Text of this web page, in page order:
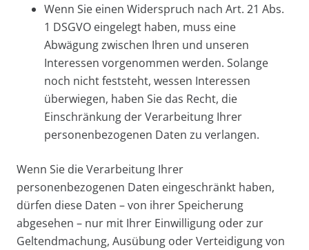
Wenn Sie einen Widerspruch nach Art. 21 Abs.
1 DSGVO eingelegt haben, muss eine
Abwägung zwischen Ihren und unseren
Interessen vorgenommen werden. Solange
noch nicht feststeht, wessen Interessen
überwiegen, haben Sie das Recht, die
Einschränkung der Verarbeitung Ihrer
personenbezogenen Daten zu verlangen.
Wenn Sie die Verarbeitung Ihrer
personenbezogenen Daten eingeschränkt haben,
dürfen diese Daten – von ihrer Speicherung
abgesehen – nur mit Ihrer Einwilligung oder zur
Geltendmachung, Ausübung oder Verteidigung von